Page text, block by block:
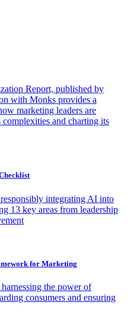
Report, published by
with Monks provides a
marketing leaders are
complexities and charting its
integrating AI into
13 key areas from leadership
for Marketing
the power of
consumers and ensuring